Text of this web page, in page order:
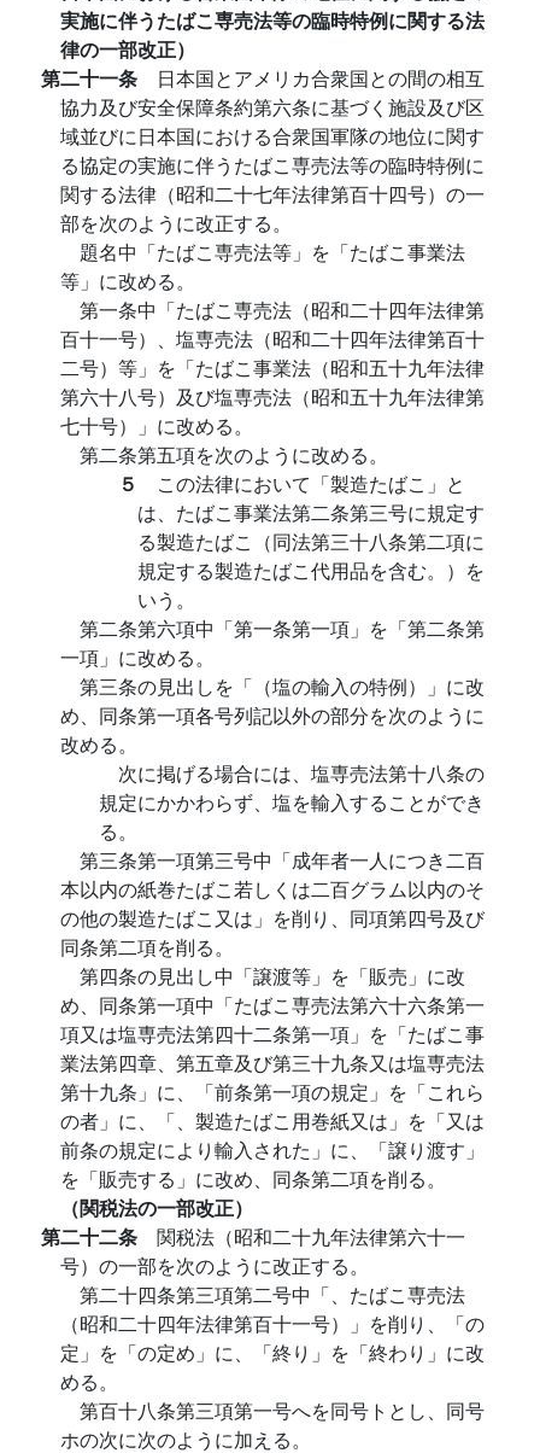
実施に伴うたばこ専売法等の臨時特例に関する法
律の一部改正）
第二十一条 日本国とアメリカ合衆国との間の相互
協力及び安全保障条約第六条に基づく施設及び区
域並びに日本国における合衆国軍隊の地位に関す
る協定の実施に伴うたばこ専売法等の臨時特例に
関する法律（昭和二十七年法律第百十四号）の一
部を次のように改正する。
題名中「たばこ専売法等」を「たばこ事業法
等」に改める。
第一条中「たばこ専売法（昭和二十四年法律第
百十一号）、塩専売法（昭和二十四年法律第百十
二号）等」を「たばこ事業法（昭和五十九年法律
第六十八号）及び塩専売法（昭和五十九年法律第
七十号）」に改める。
第二条第五項を次のように改める。
５ この法律において「製造たばこ」と
は、たばこ事業法第二条第三号に規定す
る製造たばこ（同法第三十八条第二項に
規定する製造たばこ代用品を含む。）を
いう。
第二条第六項中「第一条第一項」を「第二条第
一項」に改める。
第三条の見出しを「（塩の輸入の特例）」に改
め、同条第一項各号列記以外の部分を次のように
改める。
次に掲げる場合には、塩専売法第十八条の
規定にかかわらず、塩を輸入することができ
る。
第三条第一項第三号中「成年者一人につき二百
本以内の紙巻たばこ若しくは二百グラム以内のそ
の他の製造たばこ又は」を削り、同項第四号及び
同条第二項を削る。
第四条の見出し中「譲渡等」を「販売」に改
め、同条第一項中「たばこ専売法第六十六条第一
項又は塩専売法第四十二条第一項」を「たばこ事
業法第四章、第五章及び第三十九条又は塩専売法
第十九条」に、「前条第一項の規定」を「これら
の者」に、「、製造たばこ用巻紙又は」を「又は
前条の規定により輸入された」に、「譲り渡す」
を「販売する」に改め、同条第二項を削る。
（関税法の一部改正）
第二十二条 関税法（昭和二十九年法律第六十一
号）の一部を次のように改正する。
第二十四条第三項第二号中「、たばこ専売法
（昭和二十四年法律第百十一号）」を削り、「の
定」を「の定め」に、「終り」を「終わり」に改
める。
第百十八条第三項第一号へを同号トとし、同号
ホの次に次のように加える。